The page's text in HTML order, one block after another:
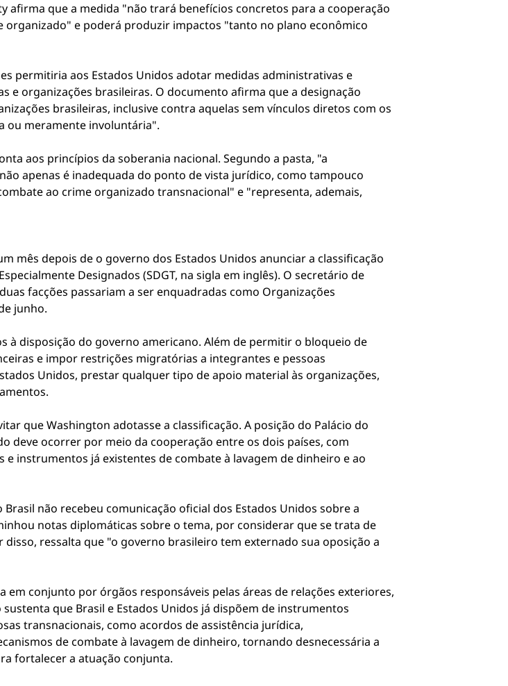
afirma que a medida "não trará benefícios concretos para a cooperação
e poderá produzir impactos "tanto no plano econômico
permitiria aos Estados Unidos adotar medidas administrativas e
e organizações brasileiras. O documento afirma que a designação
brasileiras, inclusive contra aquelas sem vínculos diretos com os
ou meramente involuntária".
aos princípios da soberania nacional. Segundo a pasta, "a
apenas é inadequada do ponto de vista jurídico, como tampouco
ao crime organizado transnacional" e "representa, ademais,
mês depois de o governo dos Estados Unidos anunciar a classificação
Designados (SDGT, na sigla em inglês). O secretário de
facções passariam a ser enquadradas como Organizações
junho.
à disposição do governo americano. Além de permitir o bloqueio de
e impor restrições migratórias a integrantes e pessoas
Unidos, prestar qualquer tipo de apoio material às organizações,
que Washington adotasse a classificação. A posição do Palácio do
deve ocorrer por meio da cooperação entre os dois países, com
instrumentos já existentes de combate à lavagem de dinheiro e ao
não recebeu comunicação oficial dos Estados Unidos sobre a
notas diplomáticas sobre o tema, por considerar que se trata de
ressalta que "o governo brasileiro tem externado sua oposição a
conjunto por órgãos responsáveis pelas áreas de relações exteriores,
que Brasil e Estados Unidos já dispõem de instrumentos
transnacionais, como acordos de assistência jurídica,
de combate à lavagem de dinheiro, tornando desnecessária a
fortalecer a atuação conjunta.